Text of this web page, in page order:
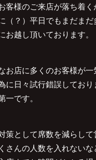
客様のご来店が落ち着
（？）平日でもまだま
お越し頂いております。
お店に多くのお客様が一
に日々試行錯誤してお
です。
策として席数を減らして
さんの人数を入れないな